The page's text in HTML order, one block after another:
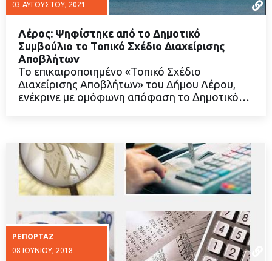
03 ΑΥΓΟΎΣΤΟΥ, 2021
ΔΙΑΒΑΣΤΕ ΠΕΡΙΣΣΟΤΕΡΑ
Λέρος: Ψηφίστηκε από το Δημοτικό
Συμβούλιο το Τοπικό Σχέδιο Διαχείρισης
Αποβλήτων
Το επικαιροποιημένο «Τοπικό Σχέδιο
Διαχείρισης Αποβλήτων» του Δήμου Λέρου,
ενέκρινε με ομόφωνη απόφαση το Δημοτικό…
ΡΕΠΟΡΤΆΖ
08 ΙΟΥΝΊΟΥ, 2018